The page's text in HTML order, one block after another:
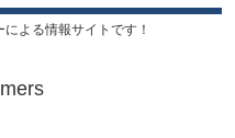
よる情報サイトです！